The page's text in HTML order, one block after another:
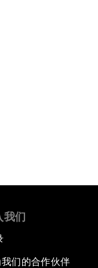
我们
我们的合作伙伴